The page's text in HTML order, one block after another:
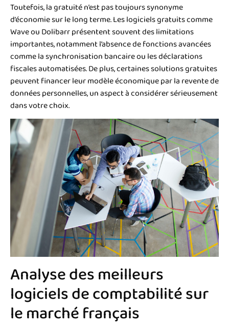
Toutefois, la gratuité n’est pas toujours synonyme
d’économie sur le long terme. Les logiciels gratuits comme
Wave ou Dolibarr présentent souvent des limitations
importantes, notamment l’absence de fonctions avancées
comme la synchronisation bancaire ou les déclarations
fiscales automatisées. De plus, certaines solutions gratuites
peuvent financer leur modèle économique par la revente de
données personnelles, un aspect à considérer sérieusement
dans votre choix.
Analyse des meilleurs
logiciels de comptabilité sur
le marché français